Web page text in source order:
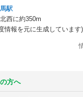
駅
北西に約350m
情報を元に生成しています)
方へ